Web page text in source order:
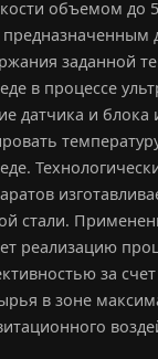
объемом до
заданной
в процессе
датчика и блока
стали.
реализацию
за
в зоне